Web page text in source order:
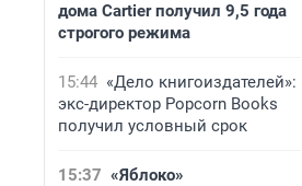
дома Cartier получил 9,5 года
строгого режима
15:44 «Дело книгоиздателей»:
экс-директор Popcorn Books
получил условный срок
15:37 «Яблоко»